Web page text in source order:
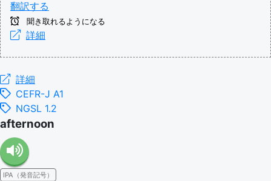
翻訳する
聞き取れるようになる
詳細
詳細
CEFR-J A1
NGSL 1.2
afternoon
IPA（発音記号）